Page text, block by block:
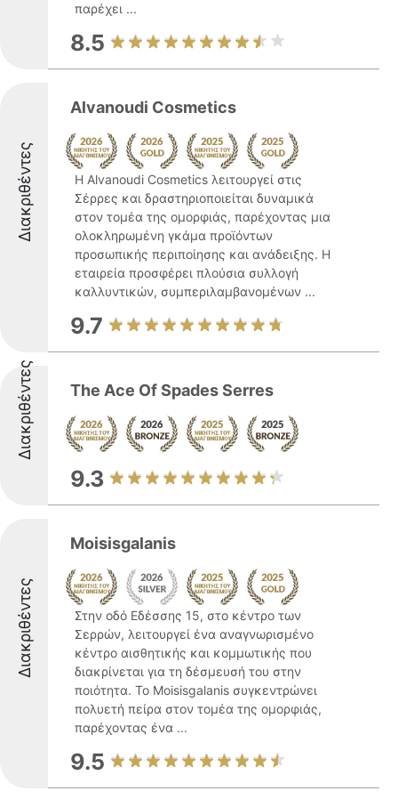
παρέχει ...
8.5
Διακριθέντες
Alvanoudi Cosmetics
Η Alvanoudi Cosmetics λειτουργεί στις
Σέρρες και δραστηριοποιείται δυναμικά
στον τομέα της ομορφιάς, παρέχοντας μια
ολοκληρωμένη γκάμα προϊόντων
προσωπικής περιποίησης και ανάδειξης. Η
εταιρεία προσφέρει πλούσια συλλογή
καλλυντικών, συμπεριλαμβανομένων ...
9.7
Διακριθέντες The Ace Of Spades Serres
9.3
Διακριθέντες
Moisisgalanis
Στην οδό Εδέσσης 15, στο κέντρο των
Σερρών, λειτουργεί ένα αναγνωρισμένο
κέντρο αισθητικής και κομμωτικής που
διακρίνεται για τη δέσμευσή του στην
ποιότητα. Το Moisisgalanis συγκεντρώνει
πολυετή πείρα στον τομέα της ομορφιάς,
παρέχοντας ένα ...
9.5